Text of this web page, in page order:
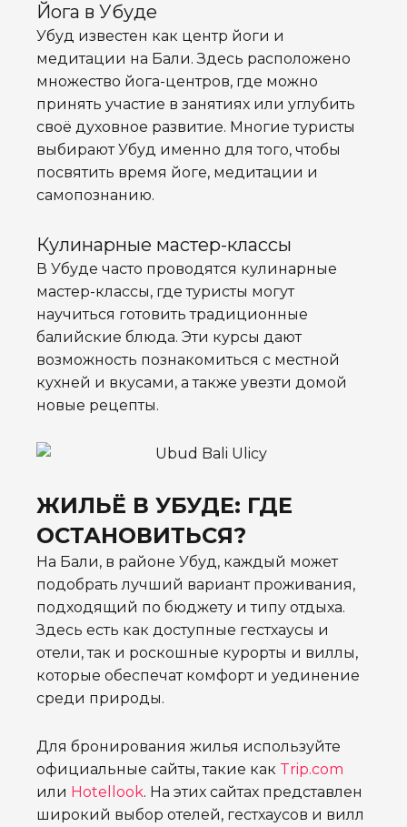
Йога в Убуде
Убуд известен как центр йоги и
медитации на Бали. Здесь расположено
множество йога-центров, где можно
принять участие в занятиях или углубить
своё духовное развитие. Многие туристы
выбирают Убуд именно для того, чтобы
посвятить время йоге, медитации и
самопознанию.
Кулинарные мастер-классы
В Убуде часто проводятся кулинарные
мастер-классы, где туристы могут
научиться готовить традиционные
балийские блюда. Эти курсы дают
возможность познакомиться с местной
кухней и вкусами, а также увезти домой
новые рецепты.
ЖИЛЬЁ В УБУДЕ: ГДЕ
ОСТАНОВИТЬСЯ?
На Бали, в районе Убуд, каждый может
подобрать лучший вариант проживания,
подходящий по бюджету и типу отдыха.
Здесь есть как доступные гестхаусы и
отели, так и роскошные курорты и виллы,
которые обеспечат комфорт и уединение
среди природы.
Для бронирования жилья используйте
официальные сайты, такие как Trip.com
или Hotellook. На этих сайтах представлен
широкий выбор отелей, гестхаусов и вилл